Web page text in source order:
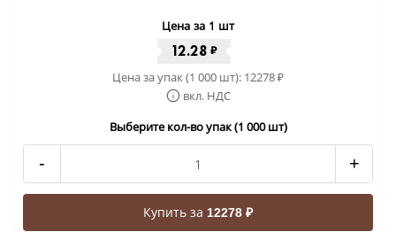
Цена за 1 шт
12.28 ₽
Цена за упак (1 000 шт): 12278₽
вкл. НДС
Выберите кол-во упак (1 000 шт)
- +
Купить за 12278 ₽